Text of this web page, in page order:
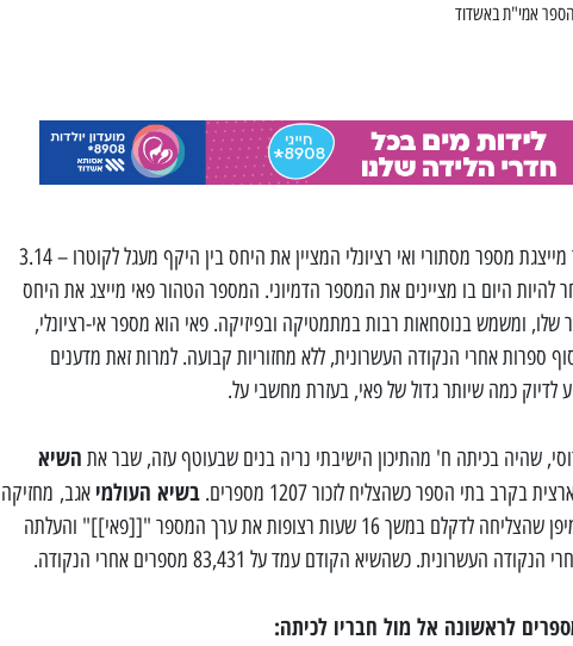
אמי"ת באשדוד
פאי – π, היא אות יוונית אשר מייצגת מספר מסתורי ואי רציונלי המציין את היחס בין היקף מעגל לקוטרו – 3.14
לכן התאריך 14.3 נבחר להיות היום בו מציינים את המספר הדמיוני. המספר הטהור פאי מייצג את היחס
שלו, ומשמש בנוסחאות רבות במתמטיקה ובפיזיקה. פאי הוא מספר אי-רציונלי,
ספרות אחרי הנקודה העשרונית, ללא מחזוריות קבועה. למרות זאת מדענים
לדיוק כמה שיותר גדול של פאי, בעזרת מחשבי על.
השיא
בקרב בתי הספר כשהצליח לזכור 1207 מספרים. בשיא העולמי אגב, מחזיקה
אקירה האראגוצ'י, בת ה-73 מיפן שהצליחה לדקלם במשך 16 שעות רצופות את ערך המספר "[[פאי]]" והעלתה
לראשונה אל מול חבריו לכיתה: